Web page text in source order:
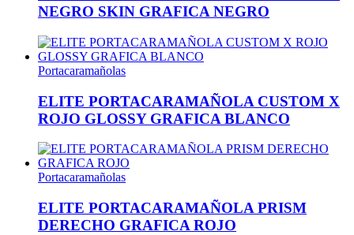
NEGRO SKIN GRAFICA NEGRO
Portacaramañolas
ELITE PORTACARAMAÑOLA CUSTOM X
ROJO GLOSSY GRAFICA BLANCO
Portacaramañolas
ELITE PORTACARAMAÑOLA PRISM
DERECHO GRAFICA ROJO